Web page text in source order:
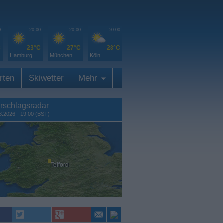
20:00
23°C
Hamburg
20:00
27°C
München
20:00
28°C
Köln
Skiwetter Mehr
- 19:00 (BST)
Telford